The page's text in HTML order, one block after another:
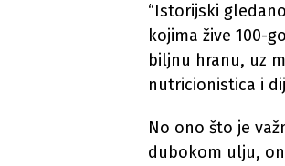
“Istorijski
kojima žive 100-
biljnu hranu, uz
nutricionistica i
No ono što je
dubokom ulju,